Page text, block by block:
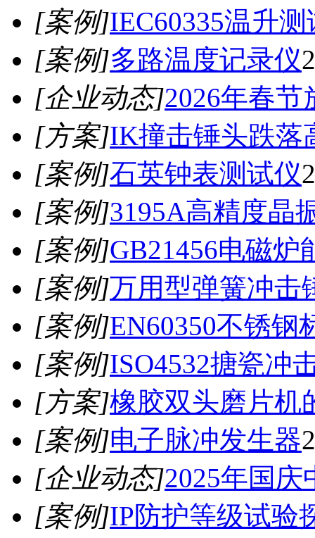
[案例]IEC60335温升测
[案例]多路温度记录仪
[企业动态]2026年春节
[方案]IK撞击锤头跌落
[案例]石英钟表测试仪
[案例]3195A高精度晶
[案例]GB21456电磁炉
[案例]万用型弹簧冲击
[案例]EN60350不锈钢
[案例]ISO4532搪瓷冲
[方案]橡胶双头磨片机
[案例]电子脉冲发生器
[企业动态]2025年国庆
[案例]IP防护等级试验